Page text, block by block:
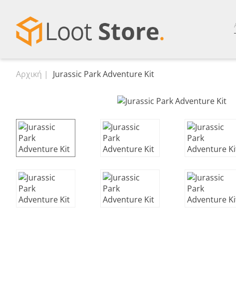
Αρχική Jurassic Park Adventure Kit